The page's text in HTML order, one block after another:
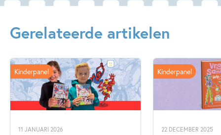
Gerelateerde artikelen
11 JANUARI 2026
Kinderpanel
22 DECEMBER 2025
Kinderpanel